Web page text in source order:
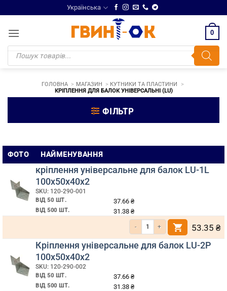
to
content
Українська
0
Products
search
ГОЛОВНА МАГАЗИН
КУТНИКИ ТА ПЛАСТИНИ
КРІПЛЕННЯ ДЛЯ БАЛОК УНІВЕРСАЛЬНІ (LU)
ФІЛЬТР
Кріплення
для
балок
універсальні
ФОТО НАЙМЕНУВАННЯ
кріплення універсальне для балок LU-1L
100х50х40х2
SKU: 120-290-001
ВІД 50 ШТ. 37.66 ₴
ВІД 500 ШТ. 31.38 ₴
Кількість кріплення універсальне
53.35 ₴
Кріплення універсальне для балок LU-2P
100х50х40х2
SKU: 120-290-002
ВІД 50 ШТ. 37.66 ₴
ВІД 500 ШТ. 31.38 ₴